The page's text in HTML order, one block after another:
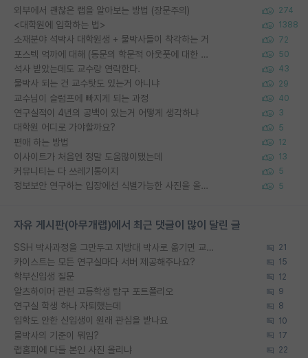
외부에서 괜찮은 랩을 알아보는 방법 (장문주의) 274
<대학원에 입학하는 법> 1388
소재분야 석박사 대학원생 + 물박사들이 착각하는 거 72
포스텍 억까에 대해 (동문의 학문적 아웃풋에 대한 반박) 50
석사 받았는데도 교수랑 연락한다. 43
물박사 되는 건 교수탓도 있는거 아니냐 29
교수님이 슬럼프에 빠지게 되는 과정 40
연구실적이 4년의 공백이 있는거 어떻게 생각하냐 3
대학원 어디로 가야할까요? 5
편애 하는 방법 12
이사이트가 처음엔 정말 도움많이됐는데 13
커뮤니티는 다 쓰레기통이지 5
정보보안 연구하는 입장에선 식별가능한 사진을 올리는건 비추이긴함 5
자유 게시판(아무개랩)에서 최근 댓글이 많이 달린 글
SSH 박사과정을 그만두고 지방대 박사로 옮기면 교수의 꿈은 끝일까요? 21
카이스트는 모든 연구실마다 서버 제공해주나요? 15
학부신입생 질문 12
알츠하이머 관련 고등학생 탐구 포트폴리오 9
연구실 학생 하나 자퇴했는데 8
입학도 안한 신입생이 원래 관심을 받나요 10
물박사의 기준이 뭐임? 17
랩홈피에 다들 본인 사진 올리냐 22